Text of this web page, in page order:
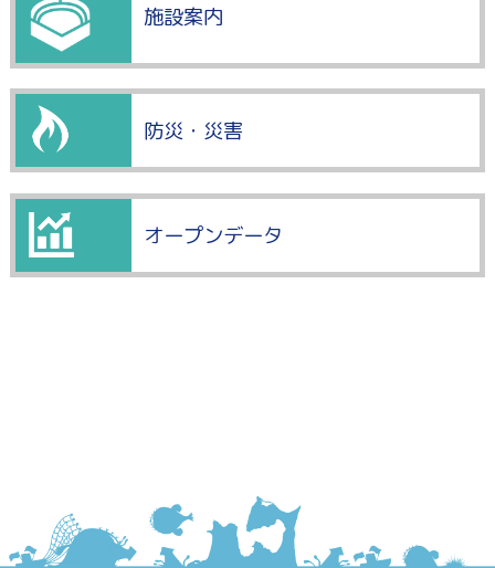
施設案内
防災・災害
オープンデータ